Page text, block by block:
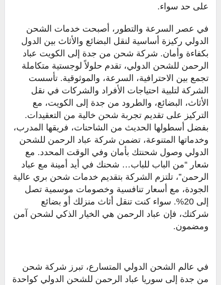
على حد سواء.
في عصر السرعة والتطور، أصبحت خدمات الشحن
الدولي ركيزة أساسية لنقل البضائع والأثاث بين الدول
بكفاءة وأمان. شركة شحن من جدة إلى الكويت عباد
الرحمن للشحن الدولي، تقدم حلولاً لوجستية متكاملة
تجمع بين الاحترافية، السرعة، والموثوقية. تأسست
الشركة لتلبية احتياجات الأفراد والشركات في نقل
الأثاث، البضائع، والطرود من جدة إلى الكويت، مع
التركيز على تقديم تجربة شحن خالية من التعقيدات.
بفضل أسطولها الحديث من الشاحنات، فريقها المدرب،
وخدماتها المتنوعة، تضمن شركة عباد الرحمن للشحن
الدولي وصول شحنتك بأمان وفي الوقت المحدد. مع
شعار “من الباب للباب… شحنك في أيد أمينة مع عباد
الرحمن”، تلتزم الشركة بتقديم خدمات شحن بري عالية
الجودة، مع أسعار تنافسية وخصومات موسمية تصل
إلى 20%. سواء كنت تنقل أثاث منزلك أو بضائع
شركتك، فإن عباد الرحمن هي الخيار الذكي لشحن آمن
ومضمون.
في عالم الشحن الدولي المتسارع، تبرز شركة شحن
من جدة إلى سوريا عباد الرحمن للشحن الدولي كواحدة